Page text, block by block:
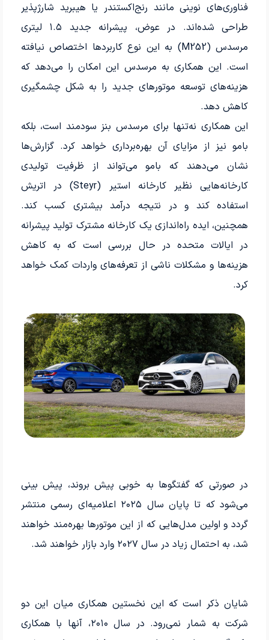
فناوری‌های نوینی مانند رنج‌اکستندر یا هیبرید شارژپذیر
طراحی شده‌اند. در عوض، پیشرانه جدید ۱.۵ لیتری
مرسدس (M252) به این نوع کاربردها اختصاص نیافته
است. این همکاری به مرسدس این امکان را می‌دهد که
هزینه‌های توسعه موتورهای جدید را به شکل چشمگیری
کاهش دهد.
این همکاری نه‌تنها برای مرسدس بنز سودمند است، بلکه
بامو نیز از مزایای آن بهره‌برداری خواهد کرد. گزارش‌ها
نشان می‌دهند که بامو می‌تواند از ظرفیت تولیدی
کارخانه‌هایی نظیر کارخانه استیر (Steyr) در اتریش
استفاده کند و در نتیجه درآمد بیشتری کسب کند.
همچنین، ایده راه‌اندازی یک کارخانه مشترک تولید پیشرانه
در ایالات متحده در حال بررسی است که به کاهش
هزینه‌ها و مشکلات ناشی از تعرفه‌های واردات کمک خواهد
کرد.
در صورتی که گفتگوها به خوبی پیش بروند، پیش بینی
می‌شود که تا پایان سال ۲۰۲۵ اعلامیه‌ای رسمی منتشر
گردد و اولین مدل‌هایی که از این موتورها بهره‌مند خواهند
شد، به احتمال زیاد در سال ۲۰۲۷ وارد بازار خواهند شد.
شایان ذکر است که این نخستین همکاری میان این دو
شرکت به شمار نمی‌رود. در سال ۲۰۱۰، آنها با همکاری